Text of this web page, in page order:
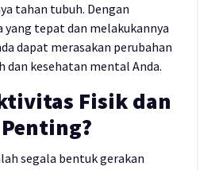
tahan tubuh. Dengan
tepat dan melakukannya
dapat merasakan perubahan
dan kesehatan mental Anda.
Fisik dan
segala bentuk gerakan